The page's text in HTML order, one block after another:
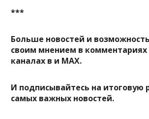
***
Больше новостей и
своим мнением в
каналах в и MAX.
И подписывайтесь на итоговую
самых важных новостей.